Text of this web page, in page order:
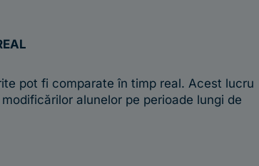
pot fi comparate în timp real. Acest lucru
alunelor pe perioade lungi de